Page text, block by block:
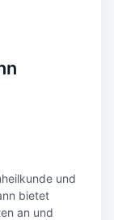
und
bietet
an und